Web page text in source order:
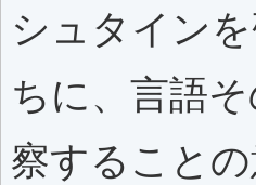
シュタイン
ちに、言語
察すること